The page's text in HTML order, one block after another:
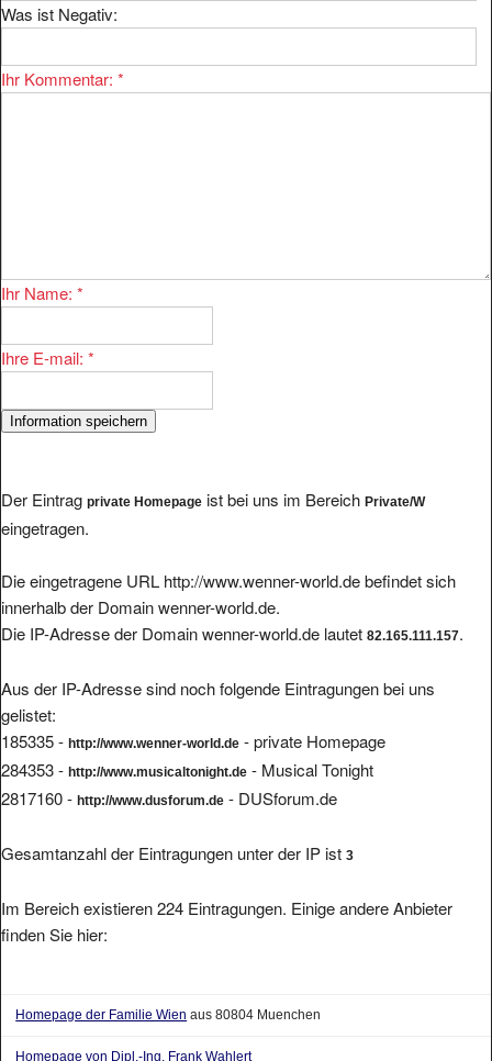
Was ist Negativ:
Ihr Kommentar: *
Ihr Name: *
Ihre E-mail: *
Der Eintrag private Homepage ist bei uns im Bereich Private/W
eingetragen.
Die eingetragene URL http://www.wenner-world.de befindet sich
innerhalb der Domain wenner-world.de.
Die IP-Adresse der Domain wenner-world.de lautet 82.165.111.157.
Aus der IP-Adresse sind noch folgende Eintragungen bei uns
gelistet:
185335 - http://www.wenner-world.de - private Homepage
284353 - http://www.musicaltonight.de - Musical Tonight
2817160 - http://www.dusforum.de - DUSforum.de
Gesamtanzahl der Eintragungen unter der IP ist 3
Im Bereich existieren 224 Eintragungen. Einige andere Anbieter
finden Sie hier:
Homepage der Familie Wien aus 80804 Muenchen
Homepage von Dipl.-Ing. Frank Wahlert